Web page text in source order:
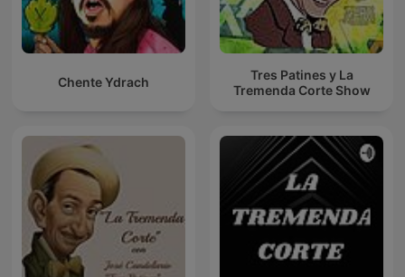
Chente Ydrach
Tres Patines y La
Tremenda Corte Show